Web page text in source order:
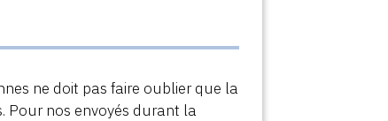
ne doit pas faire oublier que la
Pour nos envoyés durant la